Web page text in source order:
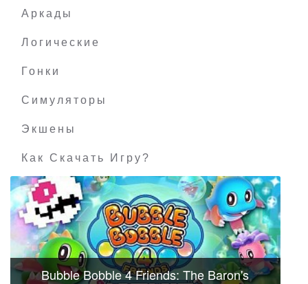
Аркады
Логические
Гонки
Симуляторы
Экшены
Как Скачать Игру?
Bubble Bobble 4 Friends: The Baron's